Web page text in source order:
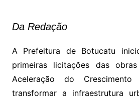
Da Redação
A Prefeitura de Botucatu
primeiras licitações das
Aceleração do
transformar a infraestrutura